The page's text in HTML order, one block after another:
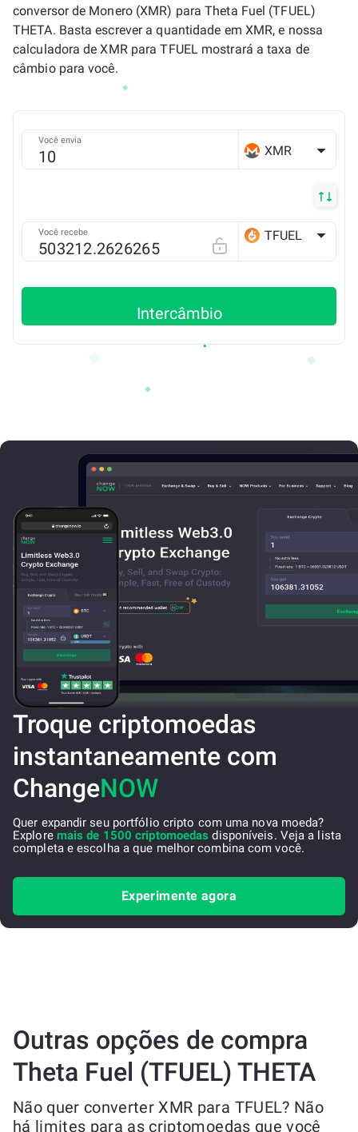
conversor de Monero (XMR) para Theta Fuel (TFUEL)
THETA. Basta escrever a quantidade em XMR, e nossa
calculadora de XMR para TFUEL mostrará a taxa de
câmbio para você.
Você envia
XMR
Você recebe TFUEL
Intercâmbio
Troque criptomoedas
instantaneamente com
ChangeNOW
Quer expandir seu portfólio cripto com uma nova moeda?
Explore mais de 1500 criptomoedas disponíveis. Veja a lista
completa e escolha a que melhor combina com você.
Experimente agora
Outras opções de compra
Theta Fuel (TFUEL) THETA
Não quer converter XMR para TFUEL? Não
há limites para as criptomoedas que você